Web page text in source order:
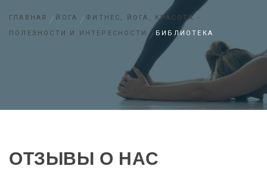
ГЛАВНАЯ ЙОГА
ФИТНЕС, ЙОГА, КРАСОТА -
ПОЛЕЗНОСТИ И ИНТЕРЕСНОСТИ
БИБЛИОТЕКА
ОТЗЫВЫ О НАС